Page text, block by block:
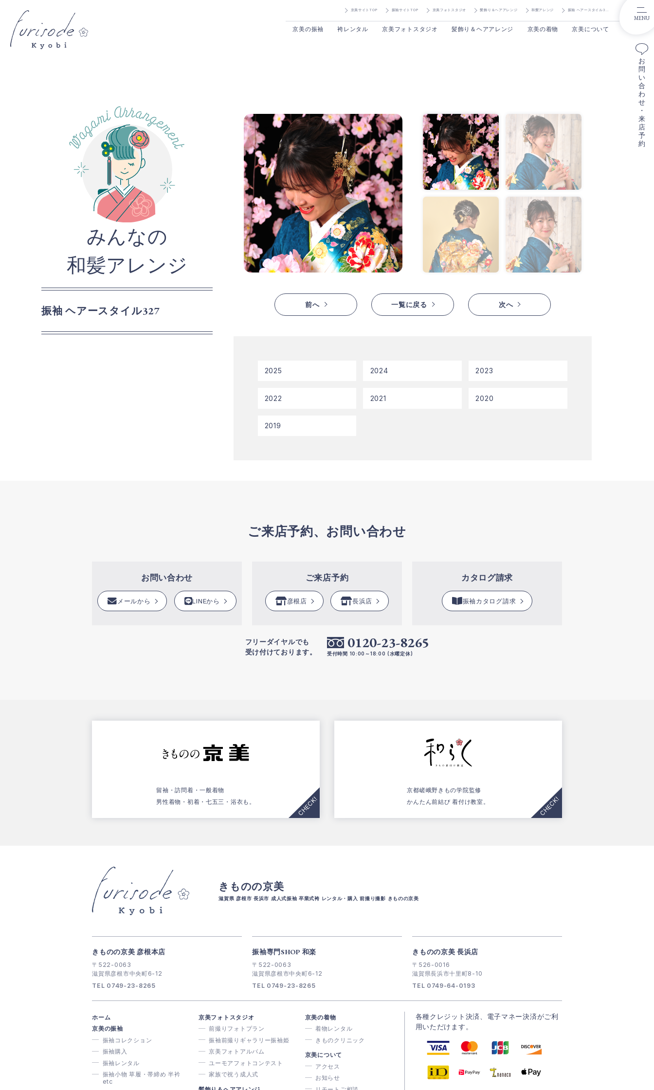
京美の振袖 袴レンタル 京美フォトスタジオ 髪飾り＆ヘアアレンジ 京美の着物 京美について
MENU
お
問
い
合
わ
せ
・
来
店
予
約
京美サイトTOP 振袖サイトTOP 京美フォトスタジオ 髪飾り＆ヘアアレンジ 和髪アレンジ 振袖 ヘアースタイル327
みんなの
和髪アレンジ
振袖 ヘアースタイル327 前へ 一覧に戻る 次へ
2025 2024 2023
2022 2021 2020
2019
ご来店予約、お問い合わせ
お問い合わせ
メールから LINEから
ご来店予約
彦根店 長浜店
カタログ請求
振袖カタログ請求
フリーダイヤルでも
受け付けております。
0120-23-8265
受付時間 10:00～18:00 (水曜定休)
留袖・訪問着・一般着物
男性着物・初着・七五三・浴衣も。
京都嵯峨野きもの学院監修
かんたん前結び 着付け教室。
きものの京美
滋賀県 彦根市 長浜市 成人式振袖 卒業式袴 レンタル・購入 前撮り撮影 きものの京美
きものの京美 彦根本店
〒522-0063
滋賀県彦根市中央町6-12
TEL 0749-23-8265
振袖専門SHOP 和楽
〒522-0063
滋賀県彦根市中央町6-12
TEL 0749-23-8265
きものの京美 長浜店
〒526-0016
滋賀県長浜市十里町8-10
TEL 0749-64-0193
ホーム
京美の振袖
振袖コレクション
振袖購入
振袖レンタル
振袖小物 草履・帯締め 半衿
etc
京美フォトスタジオ
前撮りフォトプラン
振袖前撮りギャラリー振袖姫
京美フォトアルバム
ユーモアフォトコンテスト
家族で祝う成人式
京美の着物
着物レンタル
きものクリニック
京美について
アクセス
お知らせ
各種クレジット決済、電子マネー決済がご利
用いただけます。